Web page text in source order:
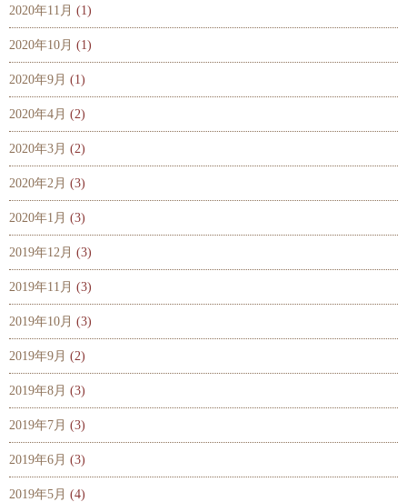
2020年11月 (1)
2020年10月 (1)
2020年9月 (1)
2020年4月 (2)
2020年3月 (2)
2020年2月 (3)
2020年1月 (3)
2019年12月 (3)
2019年11月 (3)
2019年10月 (3)
2019年9月 (2)
2019年8月 (3)
2019年7月 (3)
2019年6月 (3)
2019年5月 (4)